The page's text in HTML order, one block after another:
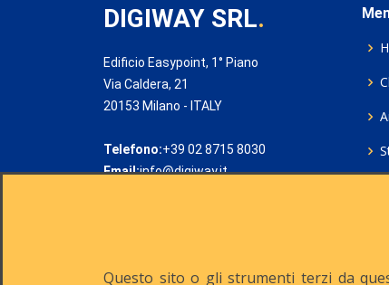
DIGIWAY SRL.
Edificio Easypoint, 1° Piano
Via Caldera, 21
20153 Milano - ITALY
Telefono:+39 02 8715 8030
Email:info@digiway.it
Questo sito o gli strumenti terzi da